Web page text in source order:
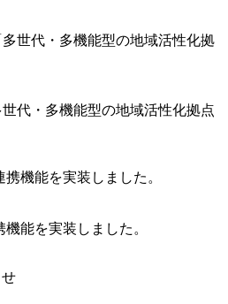
代・多機能型の地域活性化拠点
能を実装しました。